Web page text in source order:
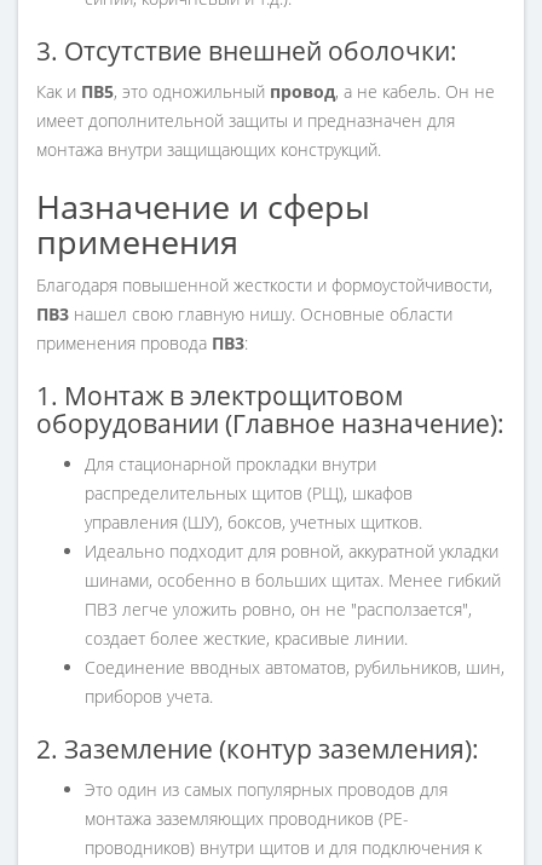
3. Отсутствие внешней оболочки:
Как и ПВ5, это одножильный провод, а не кабель. Он не
имеет дополнительной защиты и предназначен для
монтажа внутри защищающих конструкций.
Назначение и сферы
применения
Благодаря повышенной жесткости и формоустойчивости,
ПВ3 нашел свою главную нишу. Основные области
применения провода ПВ3:
1. Монтаж в электрощитовом
оборудовании (Главное назначение):
Для стационарной прокладки внутри
распределительных щитов (РЩ), шкафов
управления (ШУ), боксов, учетных щитков.
Идеально подходит для ровной, аккуратной укладки
шинами, особенно в больших щитах. Менее гибкий
ПВ3 легче уложить ровно, он не "расползается",
создает более жесткие, красивые линии.
Соединение вводных автоматов, рубильников, шин,
приборов учета.
2. Заземление (контур заземления):
Это один из самых популярных проводов для
монтажа заземляющих проводников (PE-
проводников) внутри щитов и для подключения к